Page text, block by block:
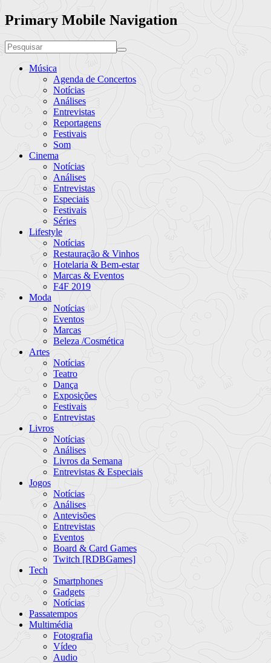
Primary Mobile Navigation
Música
Agenda de Concertos
Notícias
Análises
Entrevistas
Reportagens
Festivais
Som
Cinema
Notícias
Análises
Entrevistas
Especiais
Festivais
Séries
Lifestyle
Notícias
Restauração & Vinhos
Hotelaria & Bem-estar
Marcas & Eventos
F4F 2019
Moda
Notícias
Eventos
Marcas
Beleza /Cosmética
Artes
Notícias
Teatro
Dança
Exposições
Festivais
Entrevistas
Livros
Notícias
Análises
Livros da Semana
Entrevistas & Especiais
Jogos
Notícias
Análises
Antevisões
Entrevistas
Eventos
Board & Card Games
Twitch [RDBGames]
Tech
Smartphones
Gadgets
Notícias
Passatempos
Multimédia
Fotografia
Vídeo
Audio